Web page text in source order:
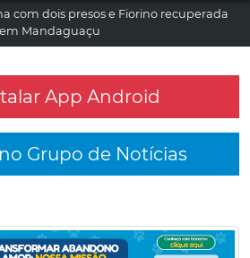
com dois presos e Fiorino recuperada
em Mandaguaçu
App Android
Grupo de Notícias